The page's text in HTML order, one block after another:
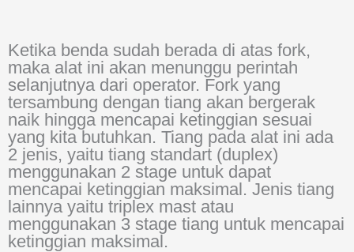
Ketika benda sudah berada di atas fork,
maka alat ini akan menunggu perintah
selanjutnya dari operator. Fork yang
tersambung dengan tiang akan bergerak
naik hingga mencapai ketinggian sesuai
yang kita butuhkan. Tiang pada alat ini ada
2 jenis, yaitu tiang standart (duplex)
menggunakan 2 stage untuk dapat
mencapai ketinggian maksimal. Jenis tiang
lainnya yaitu triplex mast atau
menggunakan 3 stage tiang untuk mencapai
ketinggian maksimal.